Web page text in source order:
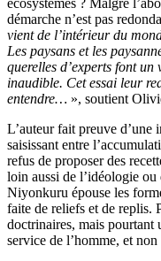
démarche n’est pas
vient de l’intérieur du
Les paysans et les
querelles d’experts font
inaudible. Cet essai leur
entendre… », soutient
L’auteur fait preuve d’une
saisissant entre
refus de proposer des
loin aussi de l’idéologie
Niyonkuru épouse les
faite de reliefs et de replis.
doctrinaires, mais pourtant
service de l’homme, et non